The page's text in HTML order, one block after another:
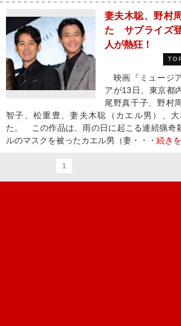
妻夫木聡、野村
た サプライズ
人が熱狂！
映画『ミュージ
アが13日、東京都
尾野真千子、野村
智子、松重豊、妻夫木聡（カエル男）、
た。 この作品は、雨の日に起こる連続猟奇
ルのマスクを被ったカエル男（妻・・・ 続き
1